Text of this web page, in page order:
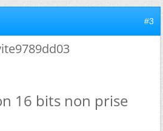
#3
16 bits non prise